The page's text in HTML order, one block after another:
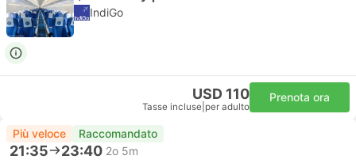
IndiGo
USD 110
Tasse incluse per adulto
Prenota ora
Più veloce Raccomandato
21:35 23:40 2o 5m